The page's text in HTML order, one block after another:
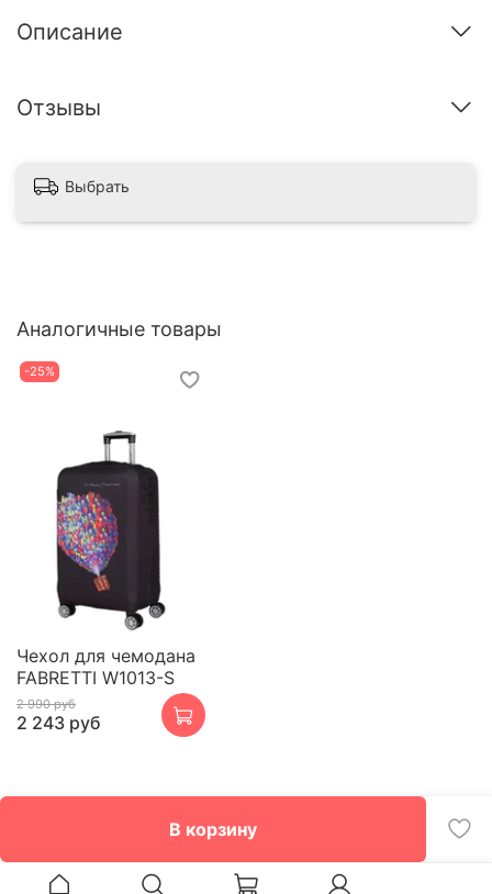
В корзину
Описание
Отзывы
Выбрать
Аналогичные товары
-25%
Чехол для чемодана
FABRETTI W1013-S
2 990 руб
2 243 руб